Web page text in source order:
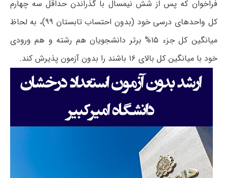
فراخوان که پس از شش نیمسال با گذراندن حداقل سه چهارم
کل واحدهای درسی خود (بدون احتساب تابستان ۹۹)، به لحاظ
میانگین کل جزء ۱۵% برتر دانشجویان هم رشته و هم ورودی
خود با میانگین کل بالای ۱۶ باشند را بدون آزمون پذیرش کند.